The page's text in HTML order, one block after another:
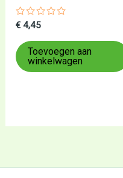
Gewaardeerd
uit
5
€ 4,45
Toevoegen aan
winkelwagen